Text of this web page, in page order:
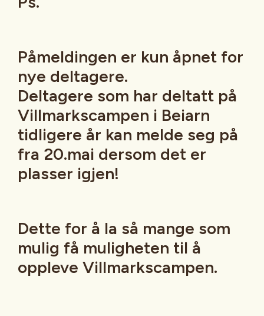
Påmeldingen er kun åpnet for
nye deltagere.
Deltagere som har deltatt på
Villmarkscampen i Beiarn
tidligere år kan melde seg på
fra 20.mai dersom det er
plasser igjen!
Dette for å la så mange som
mulig få muligheten til å
oppleve Villmarkscampen.